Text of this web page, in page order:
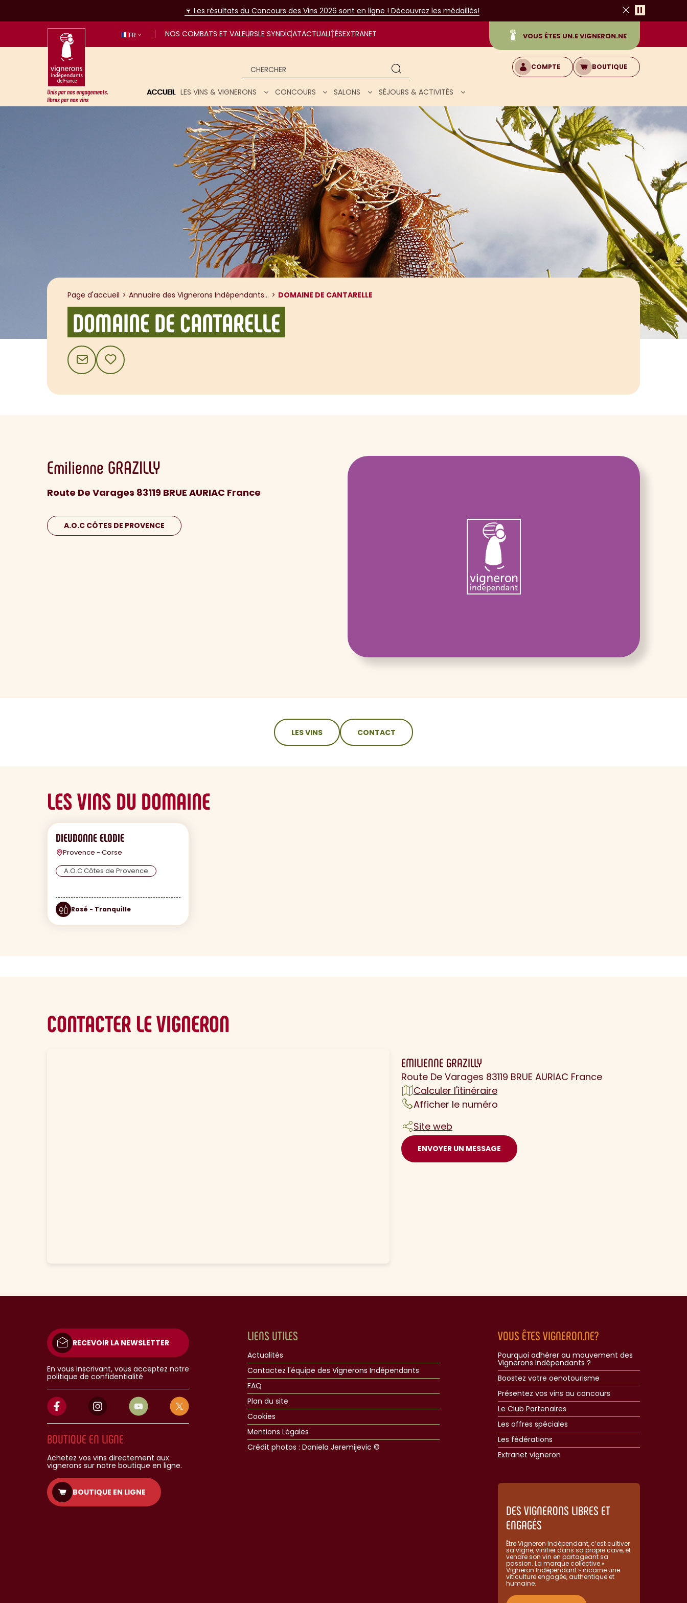
🍷 Les résultats du Concours des Vins 2026 sont en ligne ! Découvrez les médaillés!
Fermer
FR NOS COMBATS ET VALEURSLE SYNDICATACTUALITÉSEXTRANET VOUS ÊTES UN.E VIGNERON.NE
Unis par nos engagements, libres par nos vins
Chercher
COMPTE BOUTIQUE
ACCUEIL LES VINS & VIGNERONS CONCOURS SALONS SÉJOURS & ACTIVITÉS
Page d'accueil Annuaire des Vignerons Indépendants... DOMAINE DE CANTARELLE
DOMAINE DE CANTARELLE
CONTACTAJOUTER AUX FAVORIS
Emilienne GRAZILLY
Route De Varages 83119 BRUE AURIAC France
A.O.C CÔTES DE PROVENCE
LES VINS CONTACT
LES VINS DU DOMAINE
DIEUDONNE ELODIE
Provence - Corse
A.O.C Côtes de Provence
Rosé - Tranquille
CONTACTER LE VIGNERON
EMILIENNE GRAZILLY
Route De Varages 83119 BRUE AURIAC France
Calculer l'itinéraire
Afficher le numéro
Site web
ENVOYER UN MESSAGE
RECEVOIR LA NEWSLETTER
En vous inscrivant, vous acceptez notre
politique de confidentialité
BOUTIQUE EN LIGNE
Achetez vos vins directement aux
vignerons sur notre boutique en ligne.
BOUTIQUE EN LIGNE
LIENS UTILES
Actualités
Contactez l'équipe des Vignerons Indépendants
FAQ
Plan du site
Cookies
Mentions Légales
Crédit photos : Daniela Jeremijevic ©​
VOUS ÊTES VIGNERON.NE?
Pourquoi adhérer au mouvement des
Vignerons Indépendants ?
Boostez votre oenotourisme
Présentez vos vins au concours
Le Club Partenaires
Les offres spéciales
Les fédérations
Extranet vigneron​
DES VIGNERONS LIBRES ET
ENGAGÉS
Être Vigneron Indépendant, c’est cultiver
sa vigne, vinifier dans sa propre cave, et
vendre son vin en partageant sa
passion. La marque collective «
Vigneron Indépendant » incarne une
viticulture engagée, authentique et
humaine.​